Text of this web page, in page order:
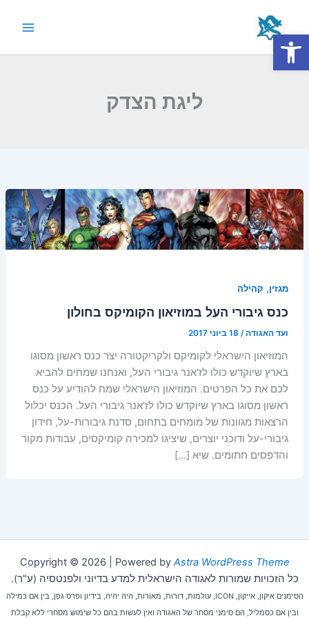
ליגת הצדק
מגזין, קהילה
כנס גיבורי העל במוזיאון הקומיקס בחולון
ועד האגודה/ 18 ביוני 2017
המוזיאון הישראלי לקומיקס ולקריקטורה יצר כנס ראשון מסוגו
בארץ שיוקדש כולו לז'אנר גיבורי העל, ואנחנו שמחים להביא
לכם את כל הפרטים. המוזיאון הישראלי שמח להודיע על כנס
ראשון מסוגו בארץ שיוקדש כולו לז'אנר גיבורי העל. הכנס יכלול
הרצאות מגוונות של מומחים בתחום, סדנת גיבורות-על, חידון
גיבורי-על ודוכני יוצרים, שיציגו למכירה קומיקסים, עבודות מקור
והדפסים חתומים. שיא […]
Copyright © 2026 | Powered by Astra WordPress Theme
כל הזכויות שמורות לאגודה הישראלית למדע בדיוני ולפנטסיה (ע"ר).
הסימנים איקון, אייקון, ICON, עולמות, דורות, מאורות, היה יהיה, בידיון ופרס גפן, בין אם כמילה
ובין אם כסמליל, הם סימני מסחר של האגודה ואין לעשות בהם כל שימוש מסחרי ללא קבלת
פתח סרגל נגישות